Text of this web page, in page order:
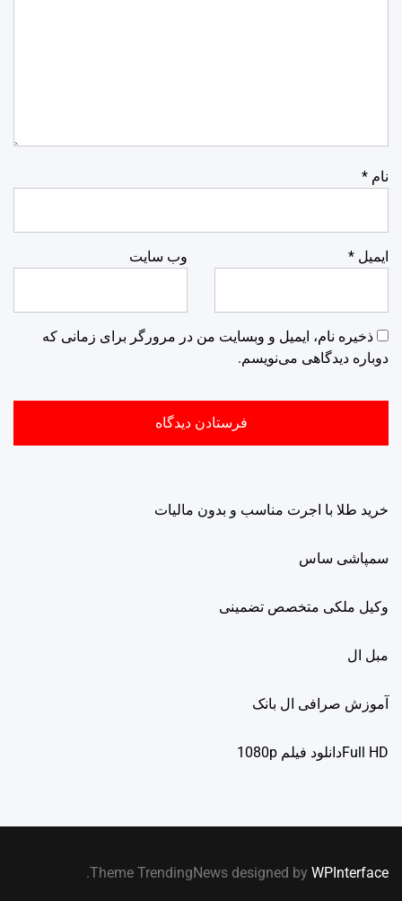
نام *
ایمیل * وب‌ سایت
ذخیره نام، ایمیل و وبسایت من در مرورگر برای زمانی که
دوباره دیدگاهی می‌نویسم.
خرید طلا با اجرت مناسب و بدون مالیات
سمپاشی ساس
وکیل ملکی متخصص تضمینی
مبل ال
آموزش صرافی ال بانک
Full HDدانلود فيلم 1080p
Theme TrendingNews designed by WPInterface
.